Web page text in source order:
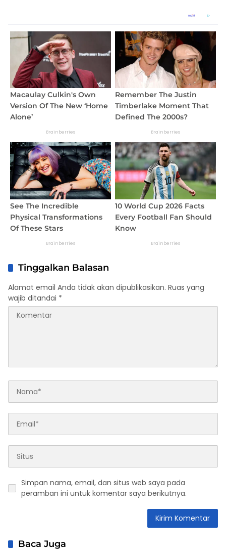
Tinggalkan Balasan
Alamat email Anda tidak akan dipublikasikan. Ruas yang
wajib ditandai *
Simpan nama, email, dan situs web saya pada
peramban ini untuk komentar saya berikutnya.
Baca Juga